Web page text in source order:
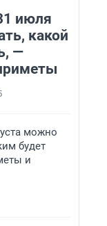
июля
какой
—
можно
будет
и